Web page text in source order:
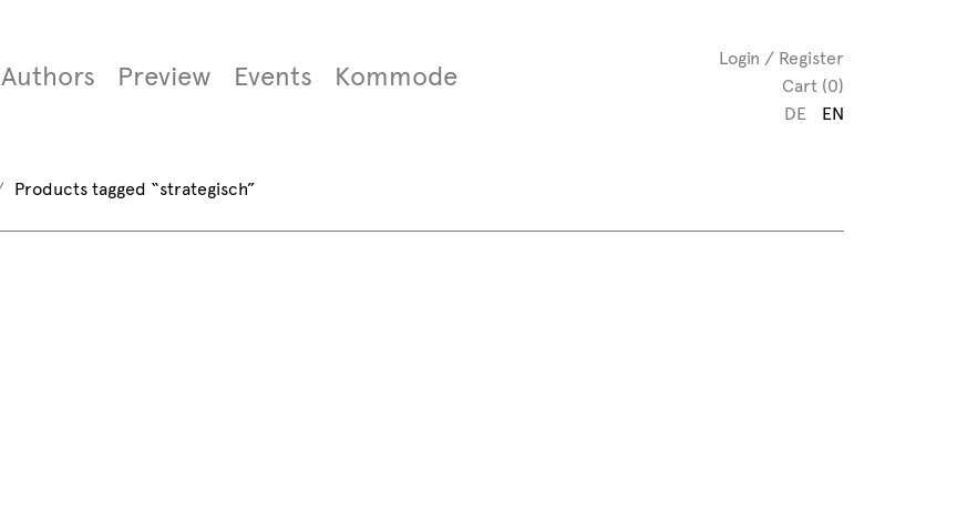
Authors Preview Events Kommode
Login / Register
Cart (0)
DE
EN
Products tagged “strategisch”